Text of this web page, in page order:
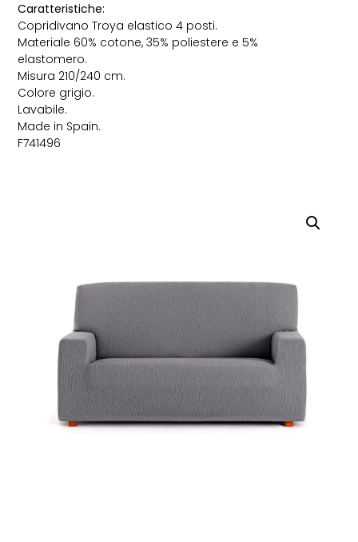
Caratteristiche:
Copridivano Troya elastico 4 posti.
Materiale 60% cotone, 35% poliestere e 5%
elastomero.
Misura 210/240 cm.
Colore grigio.
Lavabile.
Made in Spain.
F741496